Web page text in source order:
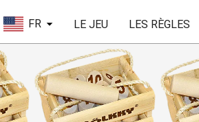
FR LE JEU LES RÈGLES